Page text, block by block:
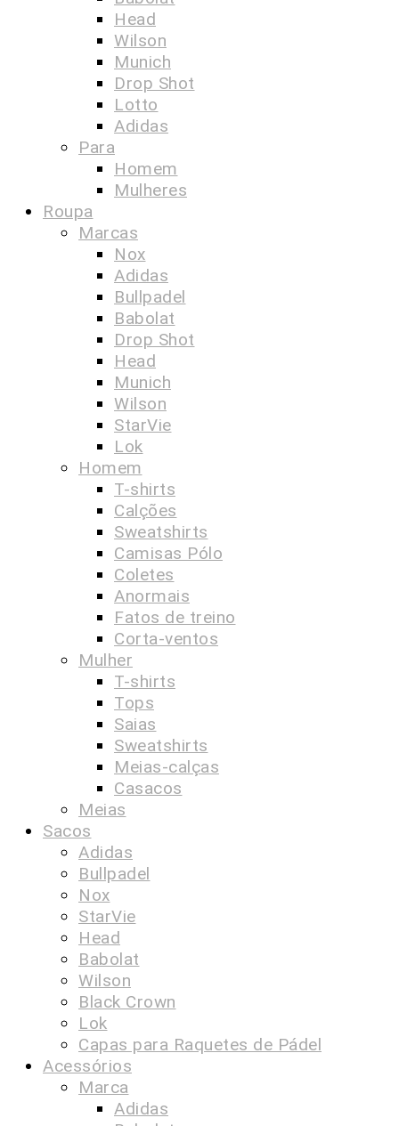
Head
Wilson
Munich
Drop Shot
Lotto
Adidas
Para
Homem
Mulheres
Roupa
Marcas
Nox
Adidas
Bullpadel
Babolat
Drop Shot
Head
Munich
Wilson
StarVie
Lok
Homem
T-shirts
Calções
Sweatshirts
Camisas Pólo
Coletes
Anormais
Fatos de treino
Corta-ventos
Mulher
T-shirts
Tops
Saias
Sweatshirts
Meias-calças
Casacos
Meias
Sacos
Adidas
Bullpadel
Nox
StarVie
Head
Babolat
Wilson
Black Crown
Lok
Capas para Raquetes de Pádel
Acessórios
Marca
Adidas